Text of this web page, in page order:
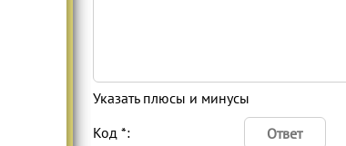
Указать плюсы и минусы
Код *: